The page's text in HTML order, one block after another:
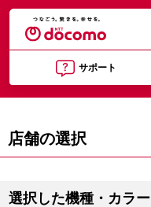
サポート
店舗の選択
選択した機種・カラー